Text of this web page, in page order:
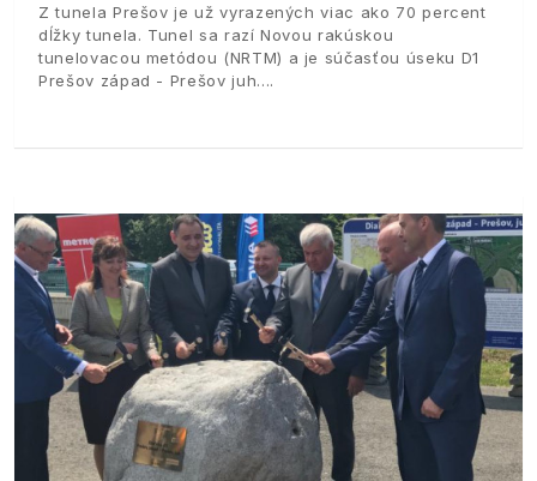
Z tunela Prešov je už vyrazených viac ako 70 percent
dĺžky tunela. Tunel sa razí Novou rakúskou
tunelovacou metódou (NRTM) a je súčasťou úseku D1
Prešov západ - Prešov juh.